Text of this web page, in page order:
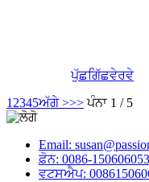
ਪੁੱਛਗਿੱਛਵੇਰਵੇ
1 2345ਅੱਗੇ >>> ਪੰਨਾ 1 / 5
Email:
ਫ਼ੋਨ: 0086-
ਵਟਸਐਪ: